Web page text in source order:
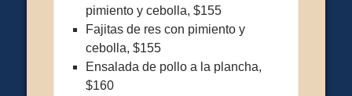
pimiento y cebolla, $155
Fajitas de res con pimiento y
cebolla, $155
Ensalada de pollo a la plancha,
$160